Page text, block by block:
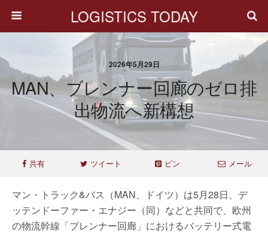
LOGISTICS TODAY
2026年5月29日
MAN、ブレンナー回廊のゼロ排
出物流へ新構想
共有 ツイート ピン メール
マン・トラック&バス（MAN、ドイツ）は5月28日、デ
ッテンドーファー・エナジー（同）などと共同で、欧州
の物流幹線「ブレンナー回廊」におけるバッテリー式電